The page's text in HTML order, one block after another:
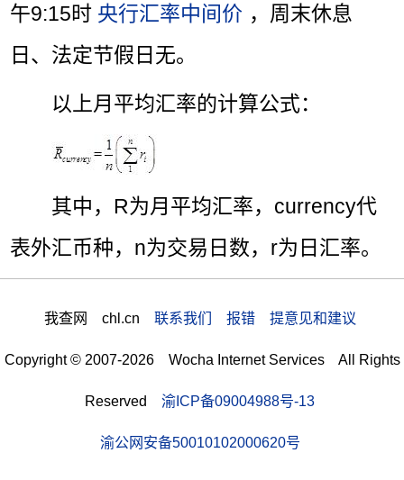
午9:15时 央行汇率中间价 ，周末休息
日、法定节假日无。
以上月平均汇率的计算公式：
其中，R为月平均汇率，currency代
表外汇币种，n为交易日数，r为日汇率。
我查网 chl.cn 联系我们 报错 提意见和建议
Copyright © 2007-2026 Wocha Internet Services All Rights
Reserved 渝ICP备09004988号-13
渝公网安备50010102000620号